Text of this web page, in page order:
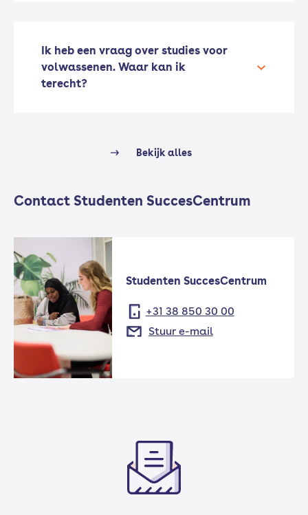
Ik heb een vraag over studies voor
volwassenen. Waar kan ik
terecht?
Bekijk alles
Contact Studenten SuccesCentrum
Studenten SuccesCentrum
+31 38 850 30 00
Stuur e-mail